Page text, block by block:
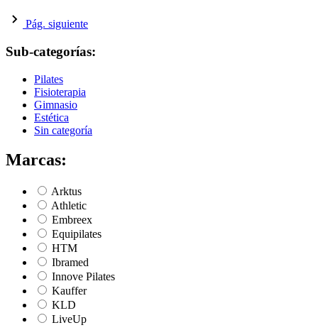
Pág. siguiente
Sub-categorías:
Pilates
Fisioterapia
Gimnasio
Estética
Sin categoría
Marcas:
Arktus
Athletic
Embreex
Equipilates
HTM
Ibramed
Innove Pilates
Kauffer
KLD
LiveUp